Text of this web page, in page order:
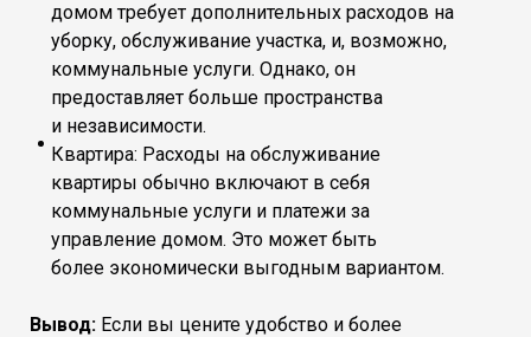
домом требует дополнительных расходов на
уборку, обслуживание участка, и, возможно,
коммунальные услуги. Однако, он
предоставляет больше пространства
и независимости.
Квартира: Расходы на обслуживание
квартиры обычно включают в себя
коммунальные услуги и платежи за
управление домом. Это может быть
более экономически выгодным вариантом.
Вывод: Если вы цените удобство и более